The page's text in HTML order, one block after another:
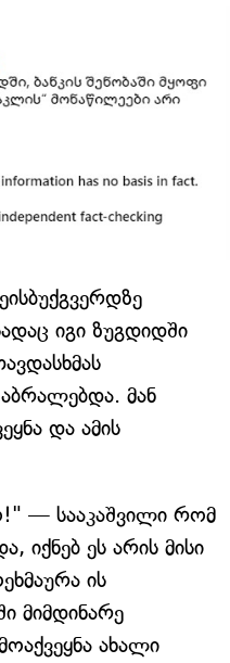
იგი ზუგდიდში
მან
და ამის
— სააკაშვილი რომ
იქნებ ეს არის მისი
ის
მიმდინარე
ახალი